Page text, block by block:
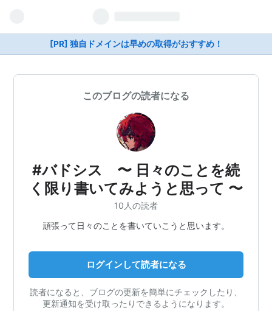
[PR] 独自ドメインは早めの取得がおすすめ！
このブログの読者になる
#バドシス 〜 日々のことを続
く限り書いてみようと思って 〜
10人の読者
頑張って日々のことを書いていこうと思います。
ログインして読者になる
読者になると、ブログの更新を簡単にチェックしたり、
更新通知を受け取ったりできるようになります。